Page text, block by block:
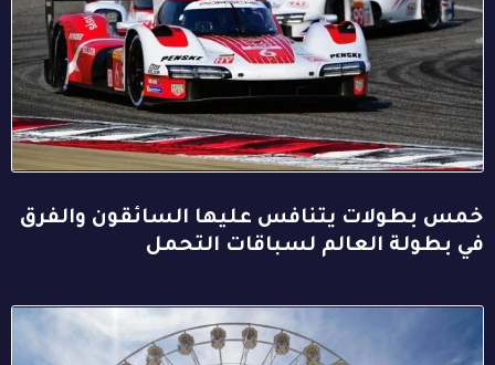
خمس بطولات يتنافس عليها السائقون والفرق
في بطولة العالم لسباقات التحمل